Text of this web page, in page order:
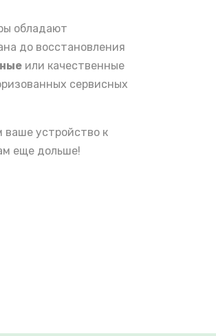
обладают
до восстановления
или качественные
сервисных
ваше устройство к
еще дольше!